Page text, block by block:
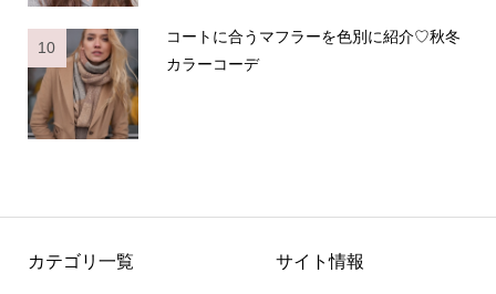
10
コートに合うマフラーを色別に紹介♡秋冬
カラーコーデ
カテゴリ一覧 サイト情報